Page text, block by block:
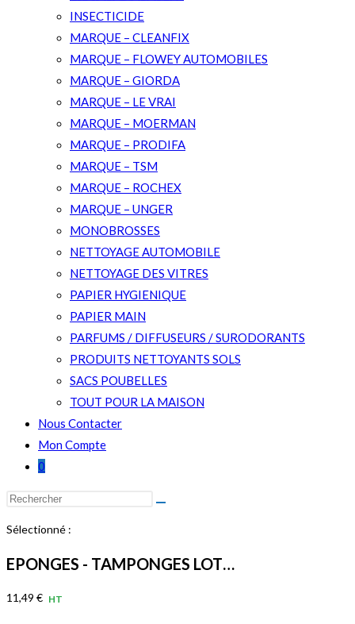
INSECTICIDE
MARQUE – CLEANFIX
MARQUE – FLOWEY AUTOMOBILES
MARQUE – GIORDA
MARQUE – LE VRAI
MARQUE – MOERMAN
MARQUE – PRODIFA
MARQUE – TSM
MARQUE – ROCHEX
MARQUE – UNGER
MONOBROSSES
NETTOYAGE AUTOMOBILE
NETTOYAGE DES VITRES
PAPIER HYGIENIQUE
PAPIER MAIN
PARFUMS / DIFFUSEURS / SURODORANTS
PRODUITS NETTOYANTS SOLS
SACS POUBELLES
TOUT POUR LA MAISON
Nous Contacter
Mon Compte
0
Rechercher
ce
site
Sélectionné :
EPONGES - TAMPONGES LOT…
11,49 € HT